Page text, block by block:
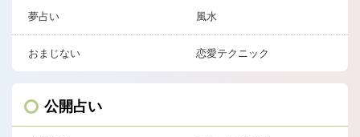
夢占い 風水
おまじない 恋愛テクニック
公開占い